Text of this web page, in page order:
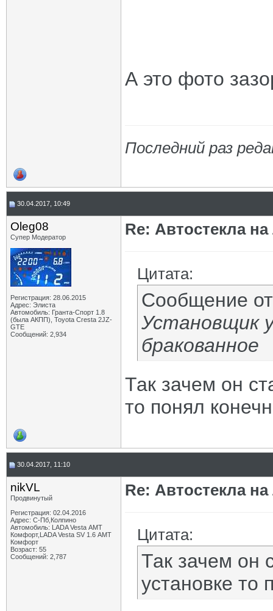
А это фото
Последний раз
30.04.2017, 10:49
Oleg08
Супер Модератор
Регистрация: 28.06.2015
Адрес: Элиста
Автомобиль: Гранта-Спорт 1.8
(была АКПП), Toyota Cresta 2JZ-
GTE
Сообщений: 2,934
Re: Автостекла
Цитата:
Сообщение
Установщик
бракованное
Так зачем он
то понял
30.04.2017, 11:10
nikVL
Продвинутый
Регистрация: 02.04.2016
Адрес: С-Пб,Колпино
Автомобиль: LADA Vesta АМТ
Комфорт,LADA Vesta SV 1.6 АМТ
Комфорт
Возраст: 55
Сообщений: 2,787
Re: Автостекла
Цитата:
Так зачем он
установке то